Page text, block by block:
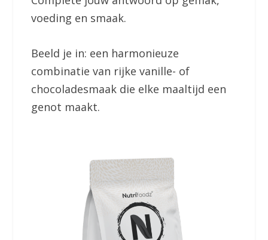
voeding en smaak.
Beeld je in: een harmonieuze
combinatie van rijke vanille- of
chocoladesmaak die elke maaltijd een
genot maakt.